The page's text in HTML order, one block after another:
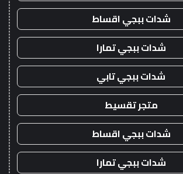
شدات ببجي اقساط
شدات ببجي تمارا
شدات ببجي تابي
متجر تقسيط
شدات ببجي اقساط
شدات ببجي تمارا